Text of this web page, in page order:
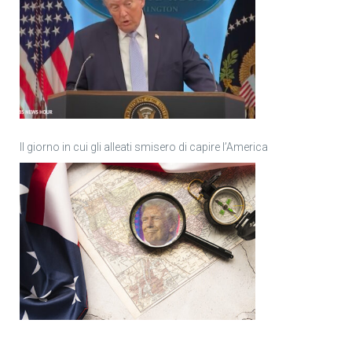
Il giorno in cui gli alleati smisero di capire l’America